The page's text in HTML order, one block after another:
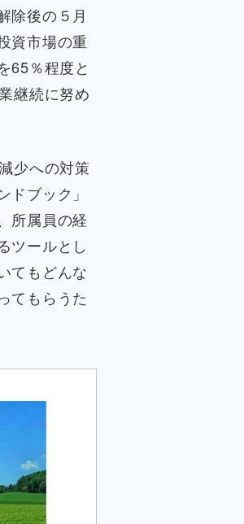
除後の５月
資市場の重
65％程度と
継続に努め
少への対策
ブック」
所属員の経
ツールとし
てもどんな
てもらうた